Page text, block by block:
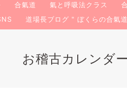
合氣道 氣と呼吸法クラス
道場長ブログ " ぼくらの合氣
お稽古カレンダー